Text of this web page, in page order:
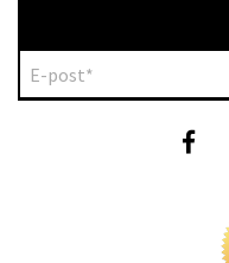
E-post*